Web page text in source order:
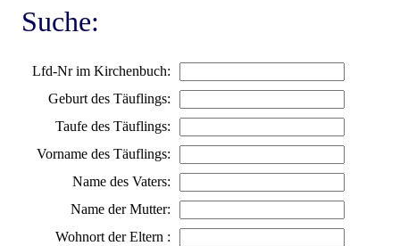
Suche:
Lfd-Nr im Kirchenbuch:
Geburt des Täuflings:
Taufe des Täuflings:
Vorname des Täuflings:
Name des Vaters:
Name der Mutter:
Wohnort der Eltern :